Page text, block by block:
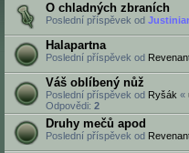
O chladných zbraních
Poslední příspěvek od
Halapartna
Poslední příspěvek od
Váš oblíbený nůž
Poslední příspěvek od Ryšák «
Odpovědi: 2
Druhy mečů apod
Poslední příspěvek od